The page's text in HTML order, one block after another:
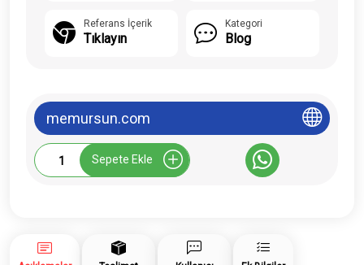
Referans İçerik
Tıklayın
Kategori
Blog
memursun.com
Memursun.com
Tanıtım
Sepete Ekle